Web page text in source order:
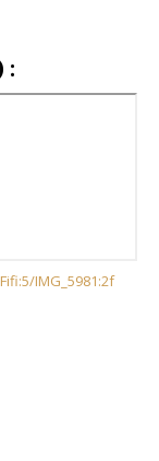
:
IMG_5981:2f